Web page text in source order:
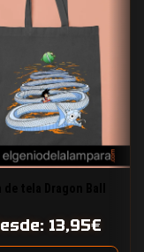
13,95€